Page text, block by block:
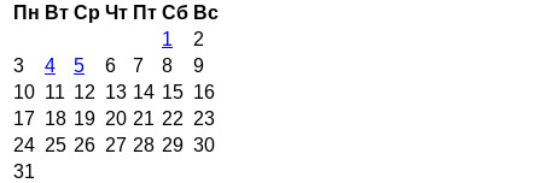
Пн Вт Ср Чт Пт Сб Вс
1
2
3
4 5 6 7 8
9
10 11 12 13 14 15 16
17 18 19 20 21 22 23
24 25 26 27 28 29 30
31